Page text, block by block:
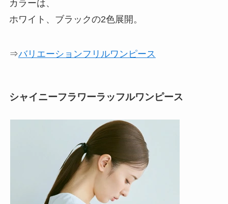
カラーは、
ホワイト、ブラックの2色展開。
⇒バリエーションフリルワンピース
シャイニーフラワーラッフルワンピース